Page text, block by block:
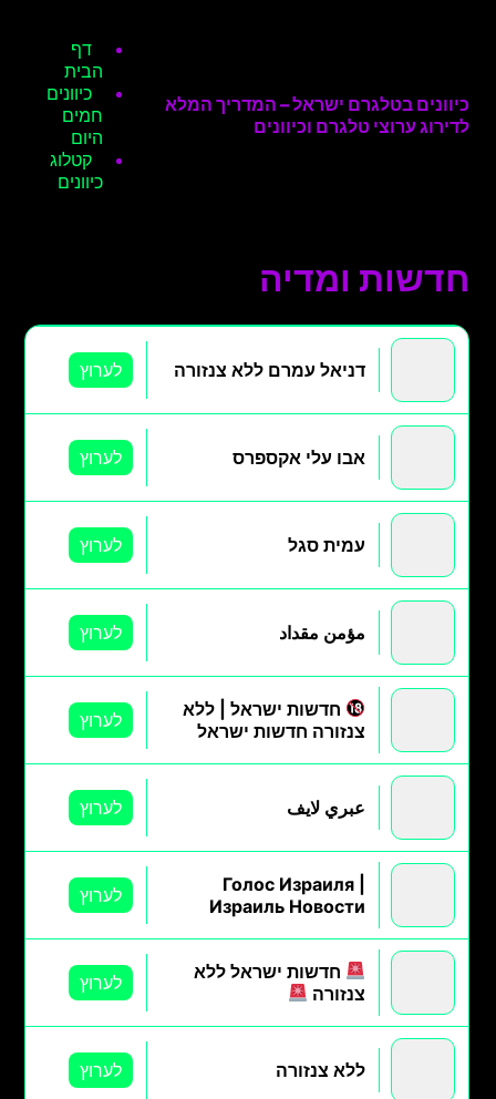
כיוונים בטלגרם ישראל – המדריך המלא
לדירוג ערוצי טלגרם וכיוונים
דף
הבית
כיוונים
חמים
היום
קטלוג
כיוונים
חדשות ומדיה
דניאל עמרם ללא צנזורה לערוץ
אבו עלי אקספרס לערוץ
עמית סגל לערוץ
مؤمن مقداد לערוץ
חדשות ישראל | ללא
צנזורה חדשות ישראל
לערוץ
عبري لايف לערוץ
Голос Израиля |
Израиль Новости
לערוץ
חדשות ישראל ללא
צנזורה
לערוץ
ללא צנזורה לערוץ